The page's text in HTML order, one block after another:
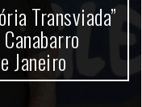
Transviada”
Janeiro